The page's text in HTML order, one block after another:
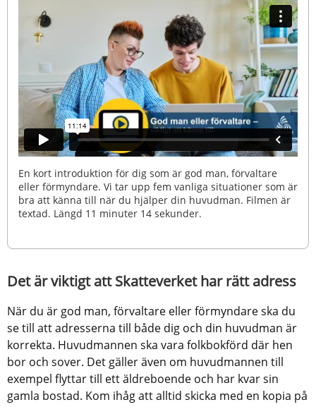
En kort introduktion för dig som är god man, förvaltare
eller förmyndare. Vi tar upp fem vanliga situationer som är
bra att känna till när du hjälper din huvudman. Filmen är
textad. Längd 11 minuter 14 sekunder.
Det är viktigt att Skatteverket har rätt adress
När du är god man, förvaltare eller förmyndare ska du
se till att adresserna till både dig och din huvudman är
korrekta. Huvudmannen ska vara folkbokförd där hen
bor och sover. Det gäller även om huvudmannen till
exempel flyttar till ett äldreboende och har kvar sin
gamla bostad. Kom ihåg att alltid skicka med en kopia på